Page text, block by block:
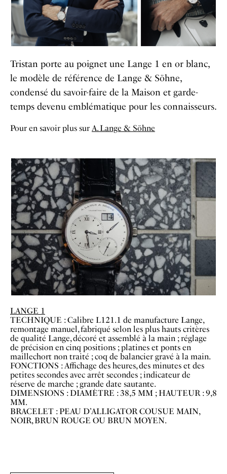
Tristan porte au poignet une Lange 1 en or blanc,
le modèle de référence de Lange & Söhne,
condensé du savoir-faire de la Maison et garde-
temps devenu emblématique pour les connaisseurs.
Pour en savoir plus sur A. Lange & Söhne
LANGE 1
TECHNIQUE : Calibre L121.1 de manufacture Lange,
remontage manuel, fabriqué selon les plus hauts critères
de qualité Lange, décoré et assemblé à la main ; réglage
de précision en cinq positions ; platines et ponts en
maillechort non traité ; coq de balancier gravé à la main.
FONCTIONS : Affichage des heures, des minutes et des
petites secondes avec arrêt secondes ; indicateur de
réserve de marche ; grande date sautante.
DIMENSIONS : DIAMÈTRE : 38,5 MM ; HAUTEUR : 9,8
MM.
BRACELET : PEAU D’ALLIGATOR COUSUE MAIN,
NOIR, BRUN ROUGE OU BRUN MOYEN.